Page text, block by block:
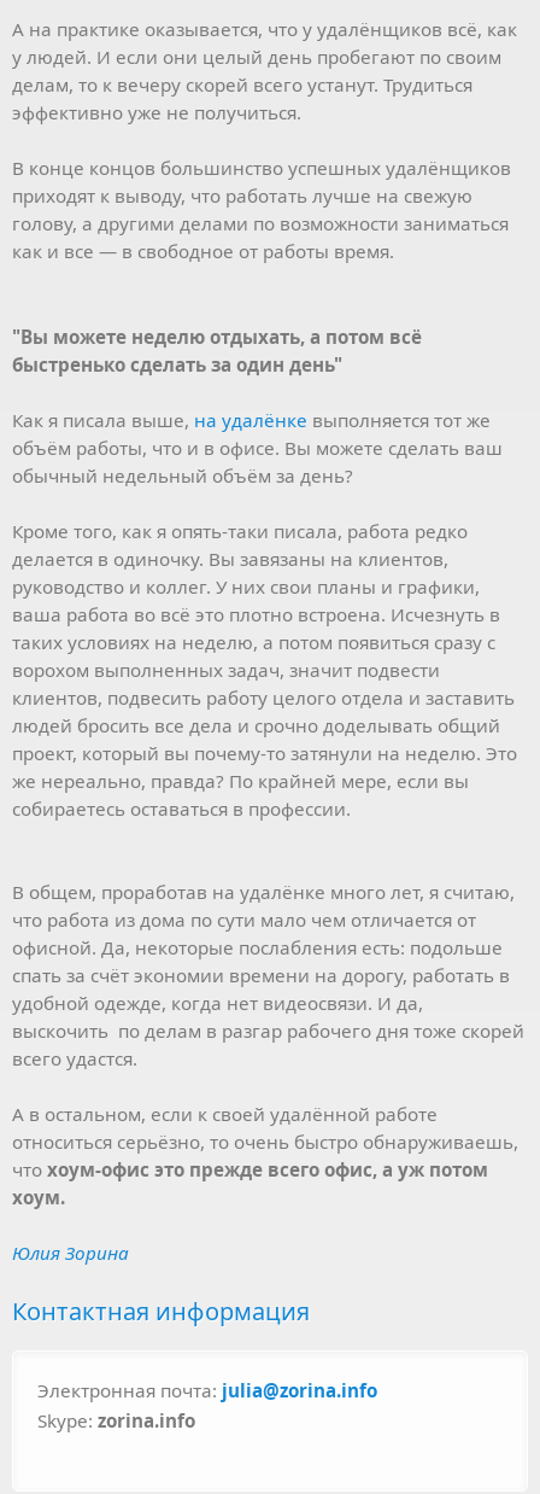
А на практике оказывается, что у удалёнщиков всё, как
у людей. И если они целый день пробегают по своим
делам, то к вечеру скорей всего устанут. Трудиться
эффективно уже не получиться.
В конце концов большинство успешных удалёнщиков
приходят к выводу, что работать лучше на свежую
голову, а другими делами по возможности заниматься
как и все — в свободное от работы время.
"Вы можете неделю отдыхать, а потом всё
быстренько сделать за один день"
Как я писала выше, на удалёнке выполняется тот же
объём работы, что и в офисе. Вы можете сделать ваш
обычный недельный объём за день?
Кроме того, как я опять-таки писала, работа редко
делается в одиночку. Вы завязаны на клиентов,
руководство и коллег. У них свои планы и графики,
ваша работа во всё это плотно встроена. Исчезнуть в
таких условиях на неделю, а потом появиться сразу с
ворохом выполненных задач, значит подвести
клиентов, подвесить работу целого отдела и заставить
людей бросить все дела и срочно доделывать общий
проект, который вы почему-то затянули на неделю. Это
же нереально, правда? По крайней мере, если вы
собираетесь оставаться в профессии.
В общем, проработав на удалёнке много лет, я считаю,
что работа из дома по сути мало чем отличается от
офисной. Да, некоторые послабления есть: подольше
спать за счёт экономии времени на дорогу, работать в
удобной одежде, когда нет видеосвязи. И да,
выскочить по делам в разгар рабочего дня тоже скорей
всего удастся.
А в остальном, если к своей удалённой работе
относиться серьёзно, то очень быстро обнаруживаешь,
что хоум-офис это прежде всего офис, а уж потом
хоум.
Юлия Зорина
Контактная информация
Электронная почта: julia@zorina.info
Skype: zorina.info